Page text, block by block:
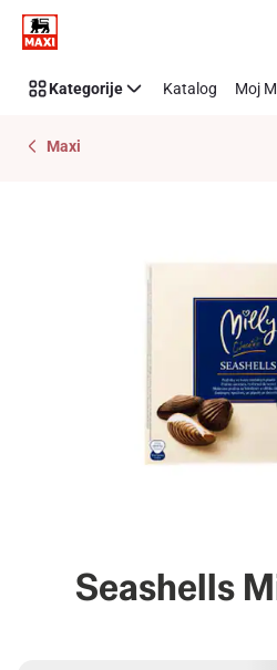
Preskoči link
Kategorije Katalog Moj
Maxi
Seashells